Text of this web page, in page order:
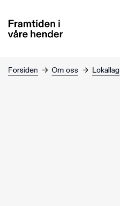
Forsiden → Om oss → Lokallag